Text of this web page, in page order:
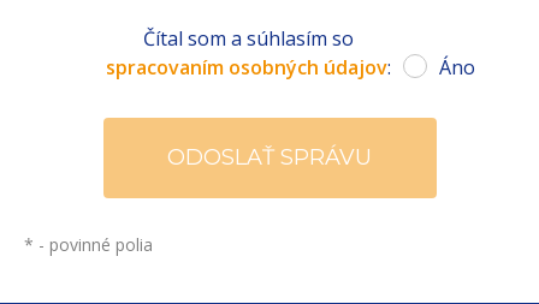
Čítal som a súhlasím so
spracovaním osobných údajov: Áno
* - povinné polia